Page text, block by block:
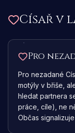
Císařv
Pro
Pro nezadané
motýly v břiše,
hledat partnera
práce, cíle), ne
Občas